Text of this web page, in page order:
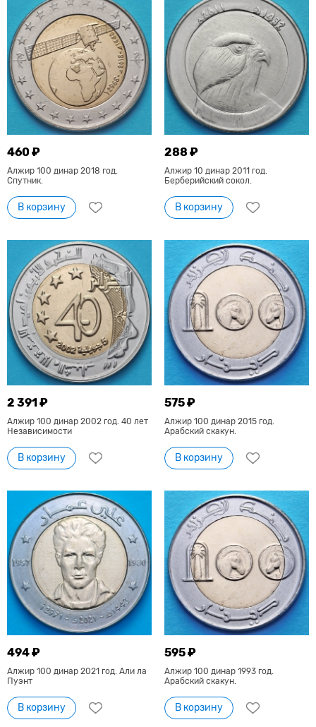
460 ₽
Алжир 100 динар 2018 год.
Спутник.
В корзину
288 ₽
Алжир 10 динар 2011 год.
Берберийский сокол.
В корзину
2 391 ₽
Алжир 100 динар 2002 год. 40 лет
Независимости
В корзину
575 ₽
Алжир 100 динар 2015 год.
Арабский скакун.
В корзину
494 ₽
Алжир 100 динар 2021 год. Али ла
Пуэнт
В корзину
595 ₽
Алжир 100 динар 1993 год.
Арабский скакун.
В корзину